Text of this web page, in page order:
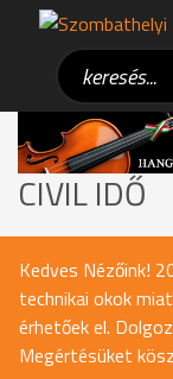
CIVIL IDŐ
Kedves Nézőink!
technikai okok
érhetőek el.
Megértésüket